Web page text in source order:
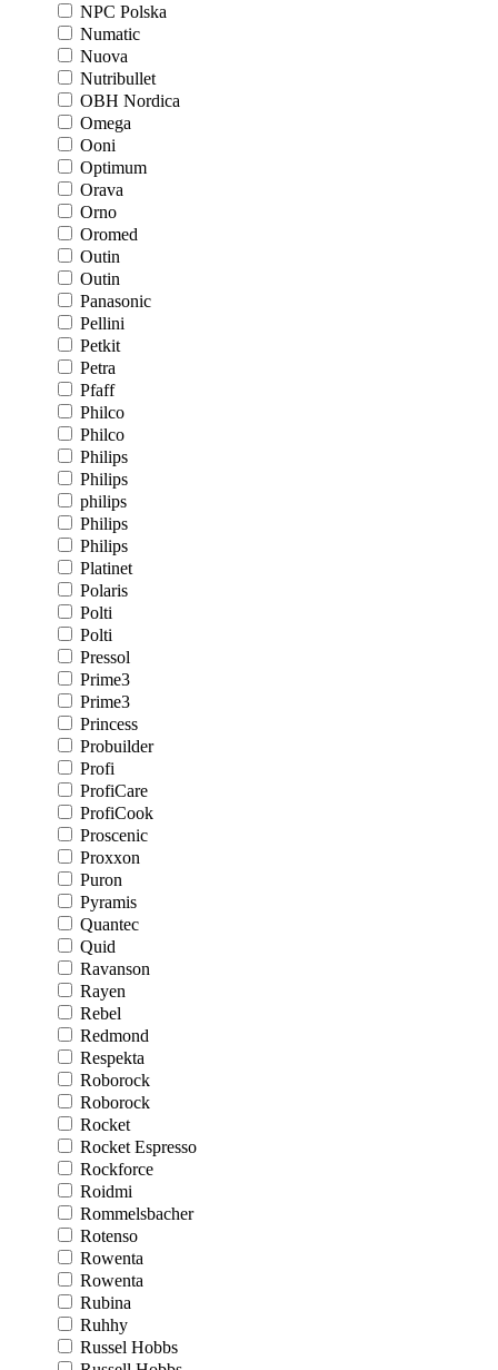
NPC Polska
Numatic
Nuova
Nutribullet
OBH Nordica
Omega
Ooni
Optimum
Orava
Orno
Oromed
Outin
Outin
Panasonic
Pellini
Petkit
Petra
Pfaff
Philco
Philco
Philips
Philips
philips
Philips
Philips
Platinet
Polaris
Polti
Polti
Pressol
Prime3
Prime3
Princess
Probuilder
Profi
ProfiCare
ProfiCook
Proscenic
Proxxon
Puron
Pyramis
Quantec
Quid
Ravanson
Rayen
Rebel
Redmond
Respekta
Roborock
Roborock
Rocket
Rocket Espresso
Rockforce
Roidmi
Rommelsbacher
Rotenso
Rowenta
Rowenta
Rubina
Ruhhy
Russel Hobbs